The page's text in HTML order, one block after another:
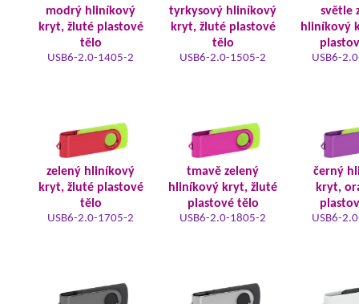
modrý hliníkový
kryt, žluté plastové
tělo
USB6-2.0-1405-2
tyrkysový hliníkový
kryt, žluté plastové
tělo
USB6-2.0-1505-2
světle
hliníkový
USB6-
zelený hliníkový
kryt, žluté plastové
tělo
USB6-2.0-1705-2
tmavě zelený
hliníkový kryt, žluté
plastové tělo
USB6-2.0-1805-2
černý
kryt,
USB6-